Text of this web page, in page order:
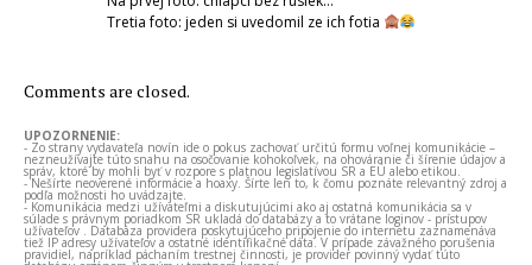
Tretia foto: jeden si uvedomil ze ich fotia
Comments are closed.
UPOZORNENIE:
- Zo strany vydavateľa novín ide o pokus zachovať určitú formu voľnej komunikácie –
nezneužívajte túto snahu na osočovanie kohokoľvek, na ohováranie či šírenie údajov a
správ, ktoré by mohli byť v rozpore s platnou legislatívou SR a EÚ alebo etikou.
- Nešírte neoverené informácie a hoaxy. Šírte len to, k čomu poznáte relevantný zdroj a
podľa možnosti ho uvádzajte.
- Komunikácia medzi užívateľmi a diskutujúcimi ako aj ostatná komunikácia sa v
súlade s právnym poriadkom SR ukladá do databázy a to vrátane loginov - prístupov
užívateľov . Databáza providera poskytujúceho pripojenie do internetu zaznamenáva
tiež IP adresy užívateľov a ostatné identifikačné dáta. V prípade závažného porušenia
pravidiel, napríklad páchaním trestnej činnosti, je provider povinný vydať túto